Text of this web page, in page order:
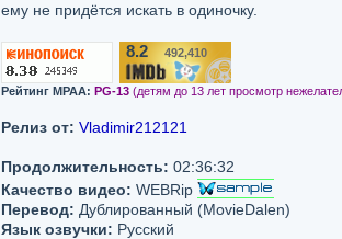
ему не придётся искать в одиночку.
8.2 492,410
Рейтинг MPAA: PG-13 (детям до 13 лет просмотр
Релиз от: Vladimir212121
Продолжительность: 02:36:32
Качество видео: WEBRip
Перевод: Дублированный (MovieDalen)
Язык озвучки: Русский